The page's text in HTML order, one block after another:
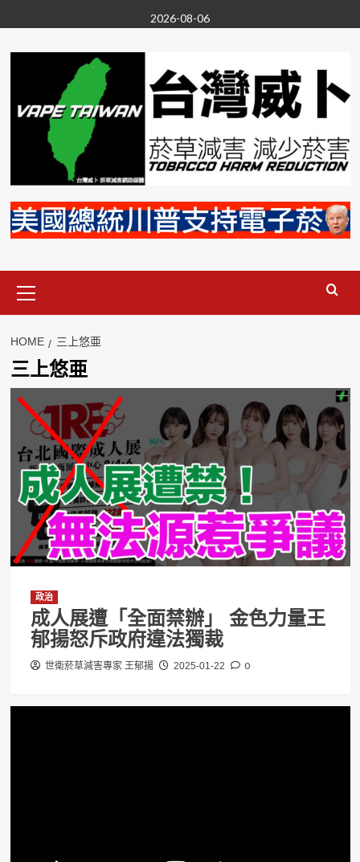
to
content
2026-08-06
Menu
HOME 三上悠亜
三上悠亜
政治
成人展遭「全面禁辦」 金色力量王
郁揚怒斥政府違法獨裁
世衛菸草減害專家 王郁揚 2025-01-22 0